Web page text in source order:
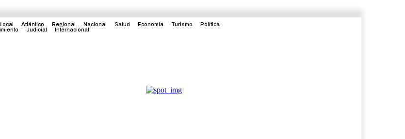
Local Atlántico Regional Nacional Salud Economía Turismo
Política
Judicial Internacional